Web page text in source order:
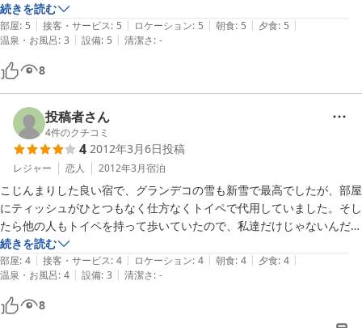
量もたっぷりあり、子供たちが食べきれず申し訳なかったです。
周辺の観光地の情報を細かく教えてくだり、ご主人の心遣いがありがた
かったです。
ただひとつ、お風呂のシャワーの水量が少なく、使いにくさがありまし
た。ペンションだと仕方ないのでしょうか？部屋もお風呂もきちんとお
掃除されて、居心地が良かったので、そこだけ残念です。
長男ができなかったグラスアートをやりに、またぜひ利用させていただ
続きを読む
部屋: 5 | 接客・サービス: 5 | ロケーション: 5 | 朝食: 5 | 夕食: 5 |
温泉・お風呂: 3 | 設備: 5 | 清潔さ: -
8
投稿者さん
4件のクチコミ
4 2012年3月6日投稿
レジャー 恋人 2012年3月宿泊
こじんまりした良い宿で、グランデコの雪も新雪で最高でしたが、部屋
にティッシュがひとつもなく仕方なくトイペで代用していました。そし
たら他の人もトイペを持って歩いていたので、私達だけじゃないんだと
思いました。ティッシュって何気に必要なんですよね。でもたかがティ
ッシュなのでいいにくいし、そのへんの気配りがちょっと残念でした。
続きを読む
部屋: 4 | 接客・サービス: 4 | ロケーション: 4 | 朝食: 4 | 夕食: 4 |
温泉・お風呂: 4 | 設備: 3 | 清潔さ: -
8